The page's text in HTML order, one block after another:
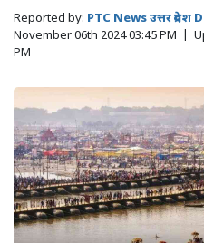
Reported by: PTC News उत्तर प्रदेश
November 06th 2024 03:45 PM
PM